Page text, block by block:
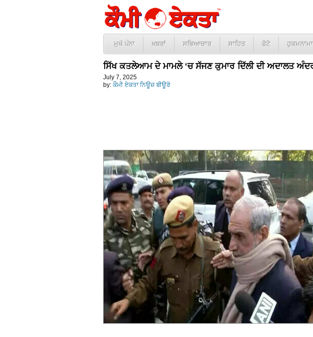
ਮੁਖੱ ਪੰਨਾ ਖ਼ਬਰਾਂ ਸਭਿਆਚਾਰ ਸਾਹਿਤ ਫੋਟੋ ਹੁਕਮਨਾਮਾ
ਸਿੱਖ ਕਤਲੇਆਮ ਦੇ ਮਾਮਲੇ ‘ਚ ਸੱਜਣ ਕੁਮਾਰ ਦਿੱਲੀ ਦੀ ਅਦਾਲਤ
July 7, 2025
by: ਕੌਮੀ ਏਕਤਾ ਨਿਊਜ਼ ਬੀਊਰੋ